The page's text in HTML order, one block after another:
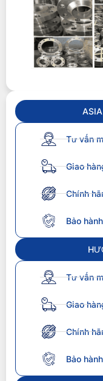
Tư vấn
Giao
Chính
Bảo
Tư vấn
Giao
Chính
Bảo